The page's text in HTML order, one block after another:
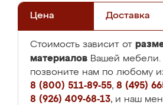
Цена Доставка
Стоимость зависит от
материалов Вашей мебели.
позвоните нам по любому
8 (800) 511-89-55, 8 (495)
8 (926) 409-68-13, и наш